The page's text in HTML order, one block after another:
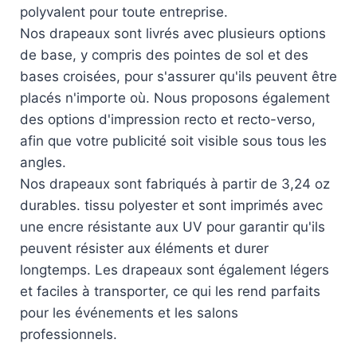
polyvalent pour toute entreprise.
Nos drapeaux sont livrés avec plusieurs options
de base, y compris des pointes de sol et des
bases croisées, pour s'assurer qu'ils peuvent être
placés n'importe où. Nous proposons également
des options d'impression recto et recto-verso,
afin que votre publicité soit visible sous tous les
angles.
Nos drapeaux sont fabriqués à partir de 3,24 oz
durables. tissu polyester et sont imprimés avec
une encre résistante aux UV pour garantir qu'ils
peuvent résister aux éléments et durer
longtemps. Les drapeaux sont également légers
et faciles à transporter, ce qui les rend parfaits
pour les événements et les salons
professionnels.